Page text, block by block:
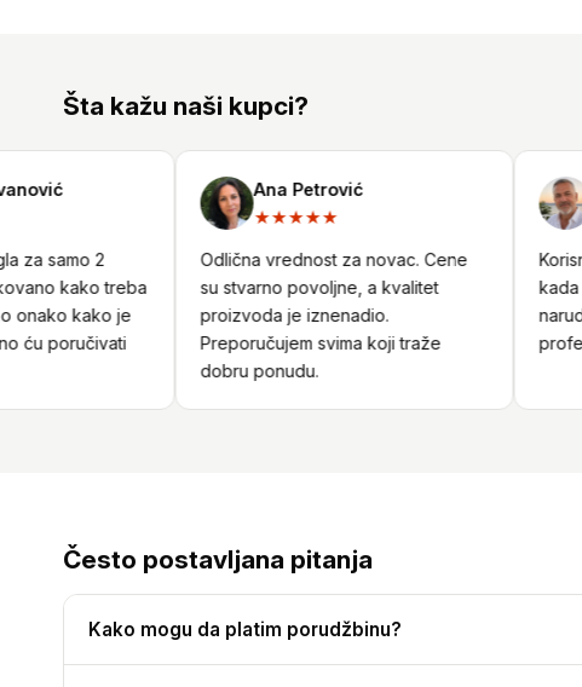
Šta kažu naši kupci?
samo 2
kako treba
kako je
poručivati
Ana Petrović
★★★★★
Odlična vrednost za novac. Cene
su stvarno povoljne, a kvalitet
proizvoda je iznenadio.
Preporučujem svima koji traže
dobru ponudu.
kada
Često postavljana pitanja
Kako mogu da platim porudžbinu?